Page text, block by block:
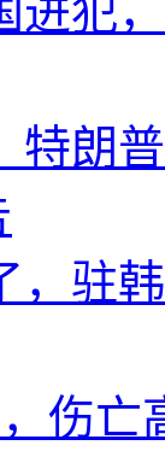
进犯
特朗
，驻
伤亡